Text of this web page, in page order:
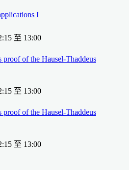
I
至 13:00
proof of the Hausel-Thaddeus
至 13:00
proof of the Hausel-Thaddeus
至 13:00